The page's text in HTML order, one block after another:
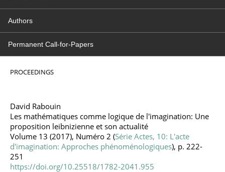
Authors
Permanent Call-for-Papers
PROCEEDINGS
David Rabouin
Les mathématiques comme logique de l'imagination: Une
proposition leibnizienne et son actualité
Volume 13 (2017), Numéro 2 (Série Actes, 10: L'acte
d'imagination: Approches phénoménologiques), p. 222-
251
https://doi.org/10.25518/1782-2041.955